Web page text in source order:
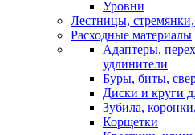
Уровни
Лестницы,
Расходные материалы
Адаптеры,
удлинители
Буры, биты,
Диски и круги
Зубила,
Корщетки